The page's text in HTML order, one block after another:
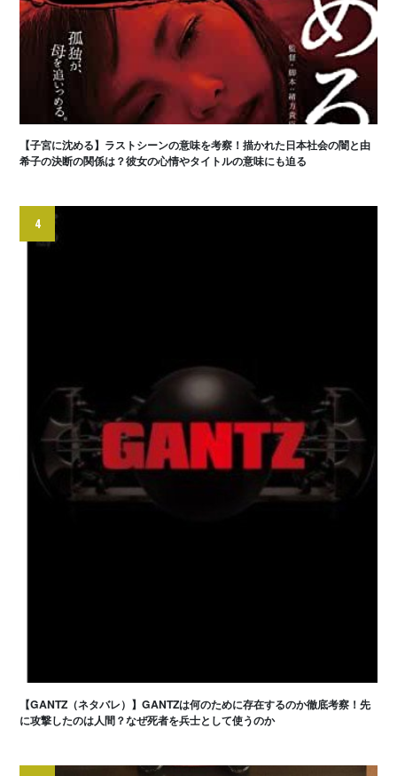
【子宮に沈める】ラストシーンの意味を考察！描かれた日本社会の闇と由
希子の決断の関係は？彼女の心情やタイトルの意味にも迫る
4
【GANTZ（ネタバレ）】GANTZは何のために存在するのか徹底考察！先
に攻撃したのは人間？なぜ死者を兵士として使うのか